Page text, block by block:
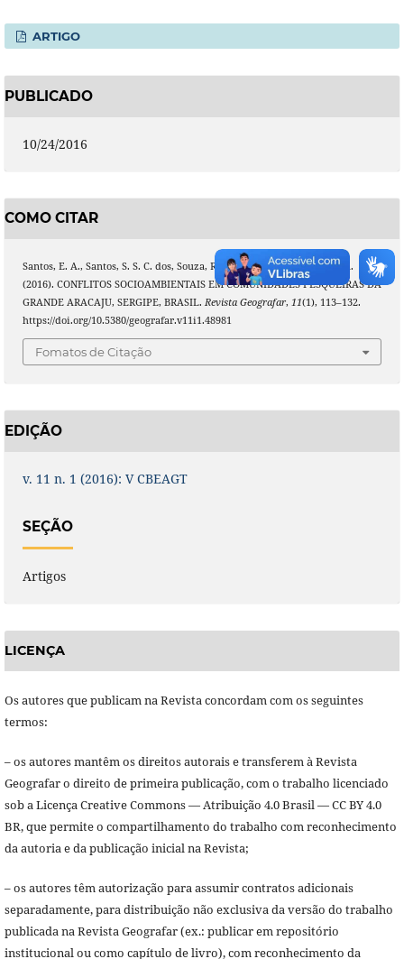
ARTIGO
PUBLICADO
10/24/2016
COMO CITAR
Santos, E. A., Santos, S. S. C. dos, Souza, R. M. e, & Sampaio, R. M. de A.
(2016). CONFLITOS SOCIOAMBIENTAIS EM COMUNIDADES PESQUEIRAS DA
GRANDE ARACAJU, SERGIPE, BRASIL. Revista Geografar, 11(1), 113–132.
https://doi.org/10.5380/geografar.v11i1.48981
Fomatos de Citação
EDIÇÃO
v. 11 n. 1 (2016): V CBEAGT
SEÇÃO
Artigos
LICENÇA
Os autores que publicam na Revista concordam com os seguintes
termos:
– os autores mantêm os direitos autorais e transferem à Revista
Geografar o direito de primeira publicação, com o trabalho licenciado
sob a Licença Creative Commons — Atribuição 4.0 Brasil — CC BY 4.0
BR, que permite o compartilhamento do trabalho com reconhecimento
da autoria e da publicação inicial na Revista;
– os autores têm autorização para assumir contratos adicionais
separadamente, para distribuição não exclusiva da versão do trabalho
publicada na Revista Geografar (ex.: publicar em repositório
institucional ou como capítulo de livro), com reconhecimento da